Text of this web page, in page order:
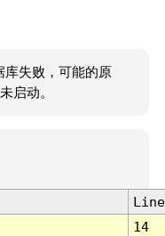
库失败，可能的原
启动。
Line
14